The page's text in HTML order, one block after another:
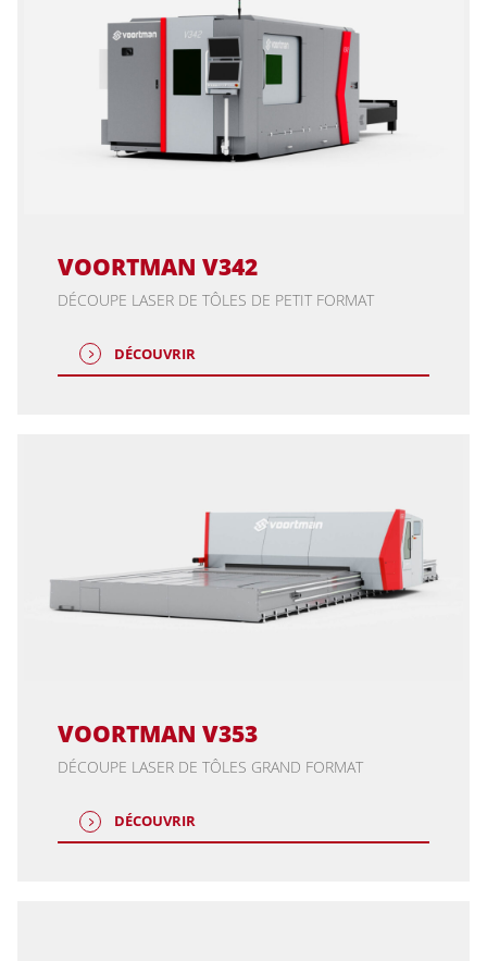
VOORTMAN V342
DÉCOUPE LASER DE TÔLES DE PETIT FORMAT
DÉCOUVRIR
VOORTMAN V353
DÉCOUPE LASER DE TÔLES GRAND FORMAT
DÉCOUVRIR